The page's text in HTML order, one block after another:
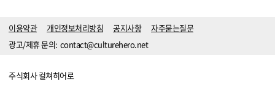
이용약관 개인정보처리방침 공지사항
자주묻는질문
광고/제휴 문의: contact@culturehero.net
주식회사 컬쳐히어로